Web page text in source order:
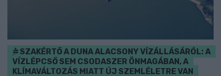
SZAKÉRTŐ A DUNA ALACSONY VÍZÁLLÁSÁRÓL: A
VÍZLÉPCSŐ SEM CSODASZER ÖNMAGÁBAN, A
KLÍMAVÁLTOZÁS MIATT ÚJ SZEMLÉLETRE VAN